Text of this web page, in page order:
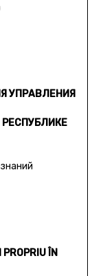
УПРАВЛЕНИЯ
ÎN